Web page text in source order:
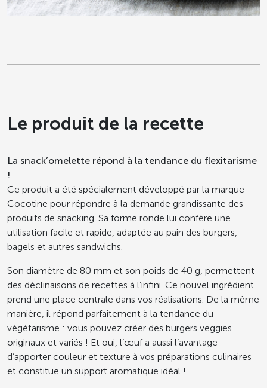
Le produit de la recette
La snack’omelette répond à la tendance du flexitarisme
!
Ce produit a été spécialement développé par la marque
Cocotine pour répondre à la demande grandissante des
produits de snacking. Sa forme ronde lui confère une
utilisation facile et rapide, adaptée au pain des burgers,
bagels et autres sandwichs.
Son diamètre de 80 mm et son poids de 40 g, permettent
des déclinaisons de recettes à l’infini. Ce nouvel ingrédient
prend une place centrale dans vos réalisations. De la même
manière, il répond parfaitement à la tendance du
végétarisme : vous pouvez créer des burgers veggies
originaux et variés ! Et oui, l’œuf a aussi l’avantage
d’apporter couleur et texture à vos préparations culinaires
et constitue un support aromatique idéal !